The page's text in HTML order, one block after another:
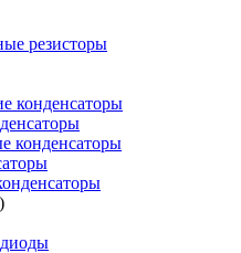
резисторы
конденсаторы
конденсаторы